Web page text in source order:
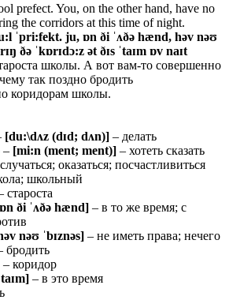
prefect. You, on the other hand, have no
the corridors at this time of night.
ˈpri:fekt. ju, ɒn ði ˈʌðə hænd, həv nəʊ
ðə ˈkɒrɪdɔ:z ət ðɪs ˈtaɪm ɒv naɪt
школы. А вот вам-то совершенно
так поздно бродить
коридорам школы.
[du:\dʌz (dɪd; dʌn)] – делать
– [mi:n (ment; ment)] – хотеть сказать
оказаться; посчастливиться
школьный
староста
ði ˈʌðə hænd] – в то же время; с
v nəʊ ˈbɪznəs] – не иметь права; нечего
бродить
– коридор
– в это время